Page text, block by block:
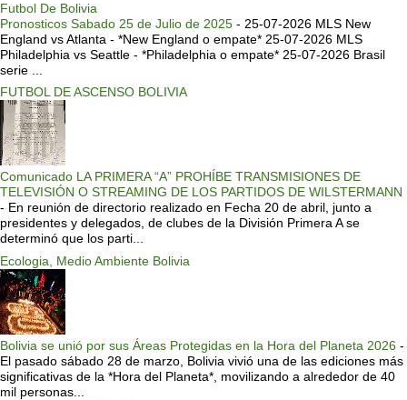
Futbol De Bolivia
Pronosticos Sabado 25 de Julio de 2025 - 25-07-2026 MLS New
England vs Atlanta - *New England o empate* 25-07-2026 MLS
Philadelphia vs Seattle - *Philadelphia o empate* 25-07-2026 Brasil
serie ...
FUTBOL DE ASCENSO BOLIVIA
Comunicado LA PRIMERA “A” PROHÍBE TRANSMISIONES DE
TELEVISIÓN O STREAMING DE LOS PARTIDOS DE WILSTERMANN
- En reunión de directorio realizado en Fecha 20 de abril, junto a
presidentes y delegados, de clubes de la División Primera A se
determinó que los parti...
Ecologia, Medio Ambiente Bolivia
Bolivia se unió por sus Áreas Protegidas en la Hora del Planeta 2026 -
El pasado sábado 28 de marzo, Bolivia vivió una de las ediciones más
significativas de la *Hora del Planeta*, movilizando a alrededor de 40
mil personas...